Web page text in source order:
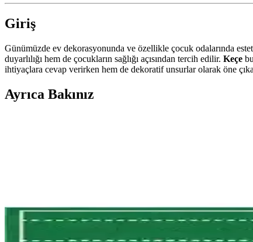
Giriş
Günümüzde ev dekorasyonunda ve özellikle çocuk odalarında
duyarlılığı hem de çocukların sağlığı açısından tercih edilir. Keçe
ihtiyaçlara cevap verirken hem de dekoratif unsurlar olarak öne
Ayrıca Bakınız
Mini Tasarım Atölyem 12'li Kırmızı Keçe Yılbaşı